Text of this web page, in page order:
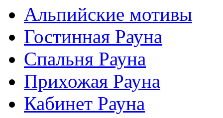
Альпийские мотивы
Гостинная Рауна
Спальня Рауна
Прихожая Рауна
Кабинет Рауна